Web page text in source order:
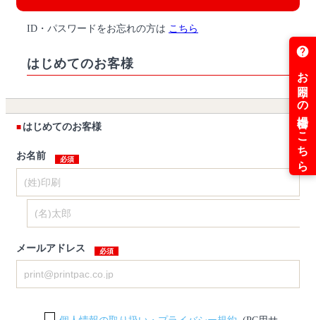
ID・パスワードをお忘れの方は こちら
はじめてのお客様
はじめてのお客様
お名前
メールアドレス